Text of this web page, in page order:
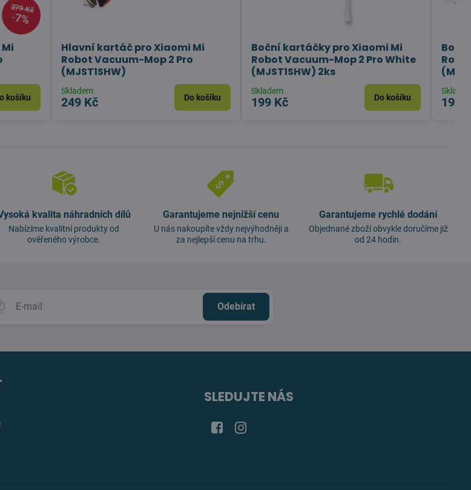
279 Kč
7%
košíku
Hlavní kartáč pro Xiaomi Mi
Robot Vacuum-Mop 2 Pro
(MJST1SHW)
Skladem
249 Kč Do košíku
Boční kartáčky pro Xiaomi Mi
Robot Vacuum-Mop 2 Pro White
(MJST1SHW) 2ks
Skladem
199 Kč Do košíku 199
kvalita náhradních dílů
Nabízíme kvalitní produkty od
ověřeného výrobce.
Garantujeme nejnižší cenu
U nás nakoupíte vždy nejvýhodněji a
za nejlepší cenu na trhu.
Garantujeme rychlé dodání
Objednané zboží obvykle doručíme již
od 24 hodin.
Odebírat
SLEDUJTE NÁS
FacebookInstagram